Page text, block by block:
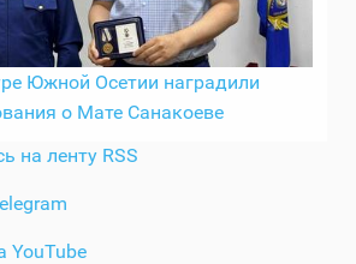
Южной Осетии наградили
о Мате Санакоеве
на ленту RSS
YouTube